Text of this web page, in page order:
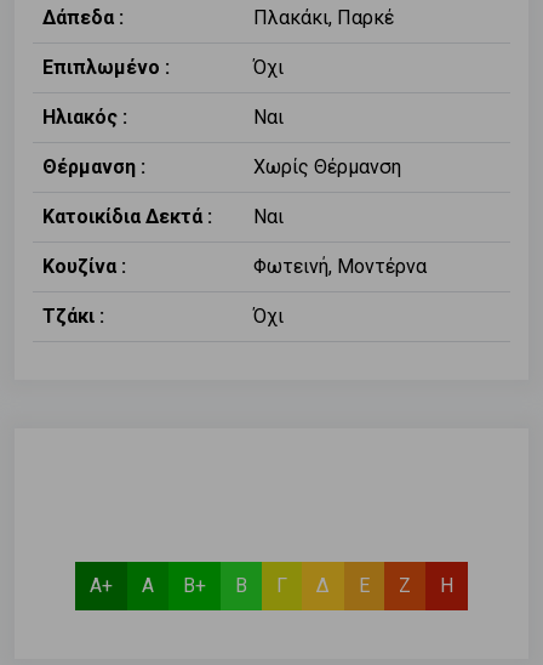
Δάπεδα : Πλακάκι, Παρκέ
Επιπλωμένο : Όχι
Ηλιακός : Ναι
Θέρμανση : Χωρίς Θέρμανση
Κατοικίδια Δεκτά : Ναι
Κουζίνα : Φωτεινή, Μοντέρνα
Τζάκι : Όχι
Α+ Α Β+ Β Γ Δ Ε Ζ Η